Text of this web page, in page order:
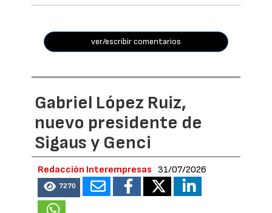
ver/escribir comentarios
Gabriel López Ruiz,
nuevo presidente de
Sigaus y Genci
Redacción Interempresas 31/07/2026
7270